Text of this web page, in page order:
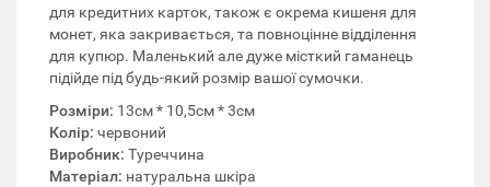
для кредитних карток, також є окрема кишеня для
монет, яка закривається, та повноцінне відділення
для купюр. Маленький але дуже місткий гаманець
підійде під будь-який розмір вашої сумочки.
Розміри: 13см * 10,5см * 3см
Колір: червоний
Виробник: Туреччина
Матеріал: натуральна шкіра